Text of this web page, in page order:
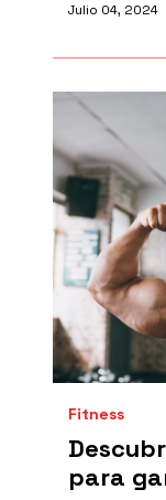
Julio 04, 2024
Fitness
para